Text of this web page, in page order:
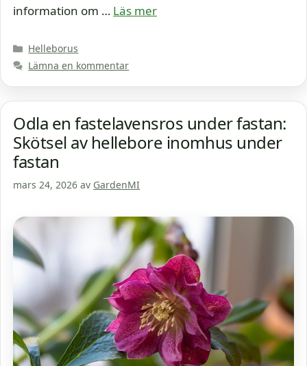
information om … Läs mer
Kategorier
Helleborus
Lämna en kommentar
Odla en fastelavensros under fastan:
Skötsel av hellebore inomhus under
fastan
mars 24, 2026 av GardenMI